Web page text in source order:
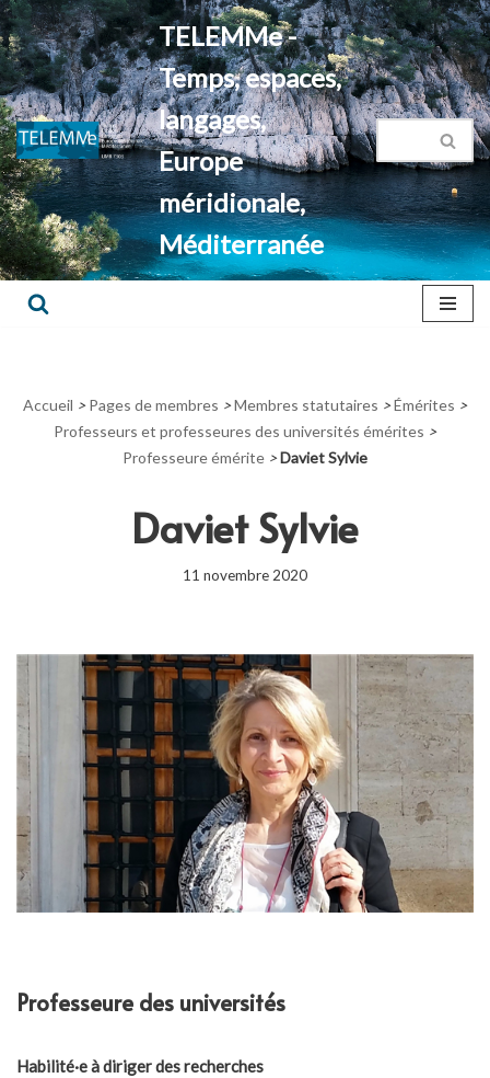
Aller
au
contenu
TELEMMe -
Temps, espaces,
langages,
Europe
méridionale,
Méditerranée
Accueil > Pages de membres >Membres statutaires >Émérites >
Professeurs et professeures des universités émérites >
Professeure émérite >Daviet Sylvie
Daviet Sylvie
11 novembre 2020
Professeure des universités
Habilité·e à diriger des recherches